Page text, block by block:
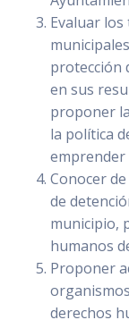
Evaluar
protección
en sus
proponer
la política
emprender
Conocer
de
municipio,
humanos
Proponer
derechos